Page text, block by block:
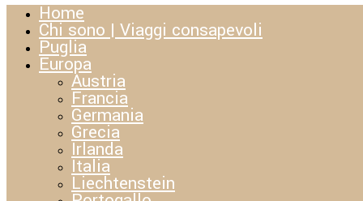
Home
Chi sono | Viaggi consapevoli
Puglia
Europa
Austria
Francia
Germania
Grecia
Irlanda
Italia
Liechtenstein